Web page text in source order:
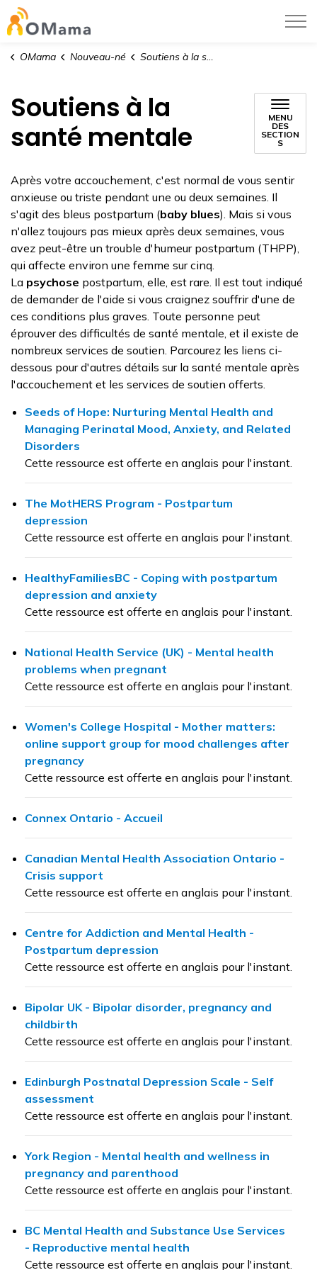
Centre hospitalier pour enfants de l’est de
OMama Nouveau-né Soutiens à la santé mentale
Soutiens à la
santé mentale
MENU
DES
SECTION
S
Après votre accouchement, c'est normal de vous sentir
anxieuse ou triste pendant une ou deux semaines. Il
s'agit des bleus postpartum (baby blues). Mais si vous
n'allez toujours pas mieux après deux semaines, vous
avez peut-être un trouble d'humeur postpartum (THPP),
qui affecte environ une femme sur cinq.
La psychose postpartum, elle, est rare. Il est tout indiqué
de demander de l'aide si vous craignez souffrir d'une de
ces conditions plus graves. Toute personne peut
éprouver des difficultés de santé mentale, et il existe de
nombreux services de soutien. Parcourez les liens ci-
dessous pour d'autres détails sur la santé mentale après
l'accouchement et les services de soutien offerts.
Seeds of Hope: Nurturing Mental Health and
Managing Perinatal Mood, Anxiety, and Related
Disorders
Cette ressource est offerte en anglais pour l'instant.
The MotHERS Program - Postpartum
depression
Cette ressource est offerte en anglais pour l'instant.
HealthyFamiliesBC - Coping with postpartum
depression and anxiety
Cette ressource est offerte en anglais pour l'instant.
National Health Service (UK) - Mental health
problems when pregnant
Cette ressource est offerte en anglais pour l'instant.
Women's College Hospital - Mother matters:
online support group for mood challenges after
pregnancy
Cette ressource est offerte en anglais pour l'instant.
Connex Ontario - Accueil
Canadian Mental Health Association Ontario -
Crisis support
Cette ressource est offerte en anglais pour l'instant.
Centre for Addiction and Mental Health -
Postpartum depression
Cette ressource est offerte en anglais pour l'instant.
Bipolar UK - Bipolar disorder, pregnancy and
childbirth
Cette ressource est offerte en anglais pour l'instant.
Edinburgh Postnatal Depression Scale - Self
assessment
Cette ressource est offerte en anglais pour l'instant.
York Region - Mental health and wellness in
pregnancy and parenthood
Cette ressource est offerte en anglais pour l'instant.
BC Mental Health and Substance Use Services
- Reproductive mental health
Cette ressource est offerte en anglais pour l'instant.